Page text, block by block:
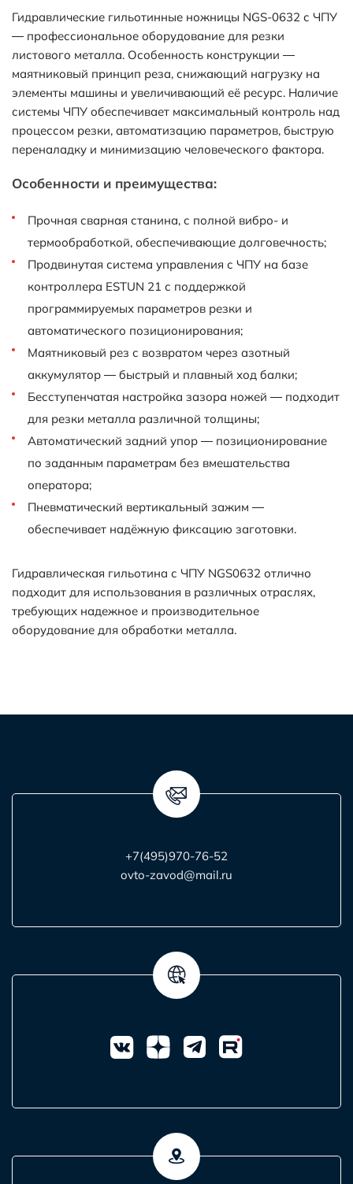
Гидравлические гильотинные ножницы NGS-0632 с ЧПУ
— профессиональное оборудование для резки
листового металла. Особенность конструкции —
маятниковый принцип реза, снижающий нагрузку на
элементы машины и увеличивающий её ресурс. Наличие
системы ЧПУ обеспечивает максимальный контроль над
процессом резки, автоматизацию параметров, быструю
переналадку и минимизацию человеческого фактора.
Особенности и преимущества:
Прочная сварная станина, с полной вибро- и
термообработкой, обеспечивающие долговечность;
Продвинутая система управления с ЧПУ на базе
контроллера ESTUN 21 с поддержкой
программируемых параметров резки и
автоматического позиционирования;
Маятниковый рез с возвратом через азотный
аккумулятор — быстрый и плавный ход балки;
Бесступенчатая настройка зазора ножей — подходит
для резки металла различной толщины;
Автоматический задний упор — позиционирование
по заданным параметрам без вмешательства
оператора;
Пневматический вертикальный зажим —
обеспечивает надёжную фиксацию заготовки.
Гидравлическая гильотина с ЧПУ NGS0632 отлично
подходит для использования в различных отраслях,
требующих надежное и производительное
оборудование для обработки металла.
+7(495)970-76-52
ovto-zavod@mail.ru